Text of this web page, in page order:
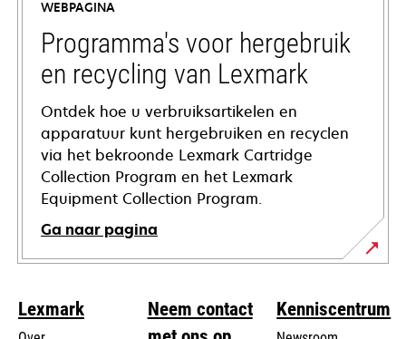
new
tab
WEBPAGINA
Programma's voor hergebruik
en recycling van Lexmark
Ontdek hoe u verbruiksartikelen en
apparatuur kunt hergebruiken en recyclen
via het bekroonde Lexmark Cartridge
Collection Program en het Lexmark
Equipment Collection Program.
Ga naar pagina
Lexmark
Neem contact
Kenniscentrum